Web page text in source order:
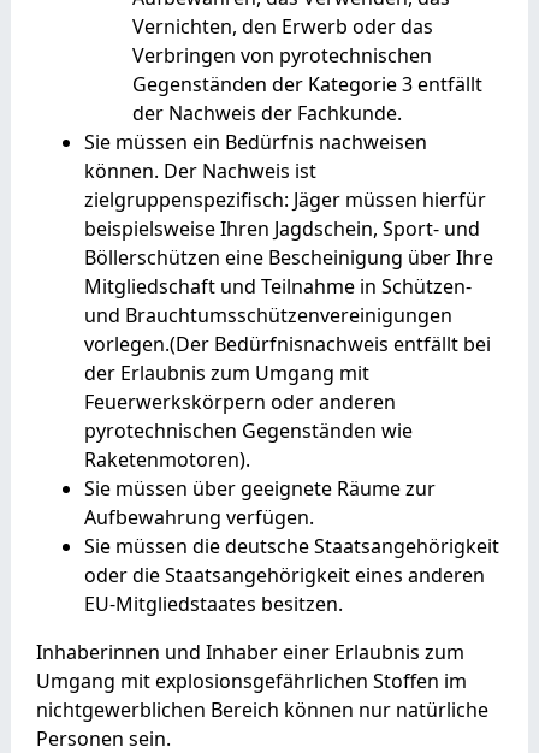
Vernichten, den Erwerb oder das
Verbringen von pyrotechnischen
Gegenständen der Kategorie 3 entfällt
der Nachweis der Fachkunde.
Sie müssen ein Bedürfnis nachweisen
können. Der Nachweis ist
zielgruppenspezifisch: Jäger müssen hierfür
beispielsweise Ihren Jagdschein, Sport- und
Böllerschützen eine Bescheinigung über Ihre
Mitgliedschaft und Teilnahme in Schützen-
und Brauchtumsschützenvereinigungen
vorlegen.(Der Bedürfnisnachweis entfällt bei
der Erlaubnis zum Umgang mit
Feuerwerkskörpern oder anderen
pyrotechnischen Gegenständen wie
Raketenmotoren).
Sie müssen über geeignete Räume zur
Aufbewahrung verfügen.
Sie müssen die deutsche Staatsangehörigkeit
oder die Staatsangehörigkeit eines anderen
EU-Mitgliedstaates besitzen.
Inhaberinnen und Inhaber einer Erlaubnis zum
Umgang mit explosionsgefährlichen Stoffen im
nichtgewerblichen Bereich können nur natürliche
Personen sein.